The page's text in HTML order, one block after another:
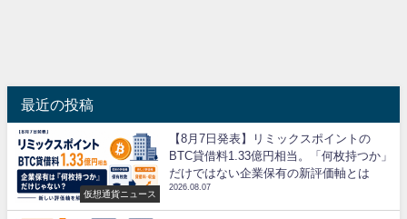
最近の投稿
仮想通貨ニュース
【8月7日発表】リミックスポイントの
BTC貸借料1.33億円相当。「何枚持つか」
だけではない企業保有の新評価軸とは
2026.08.07